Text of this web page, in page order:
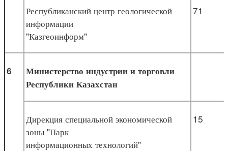
Республиканский центр геологической
информации
"Казгеоинформ"
71
6
Министерство индустрии и торговли
Республики Казахстан
Дирекция специальной экономической
зоны "Парк
информационных технологий"
15